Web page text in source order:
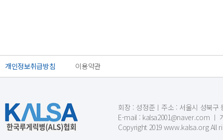
개인정보취급방침 이용약관
회장 : 성정준ㅣ주소 : 서울시 성북구
E-mail : kalsa2001@naver.com ㅣ
Copyright 2019 www.kalsa.org All